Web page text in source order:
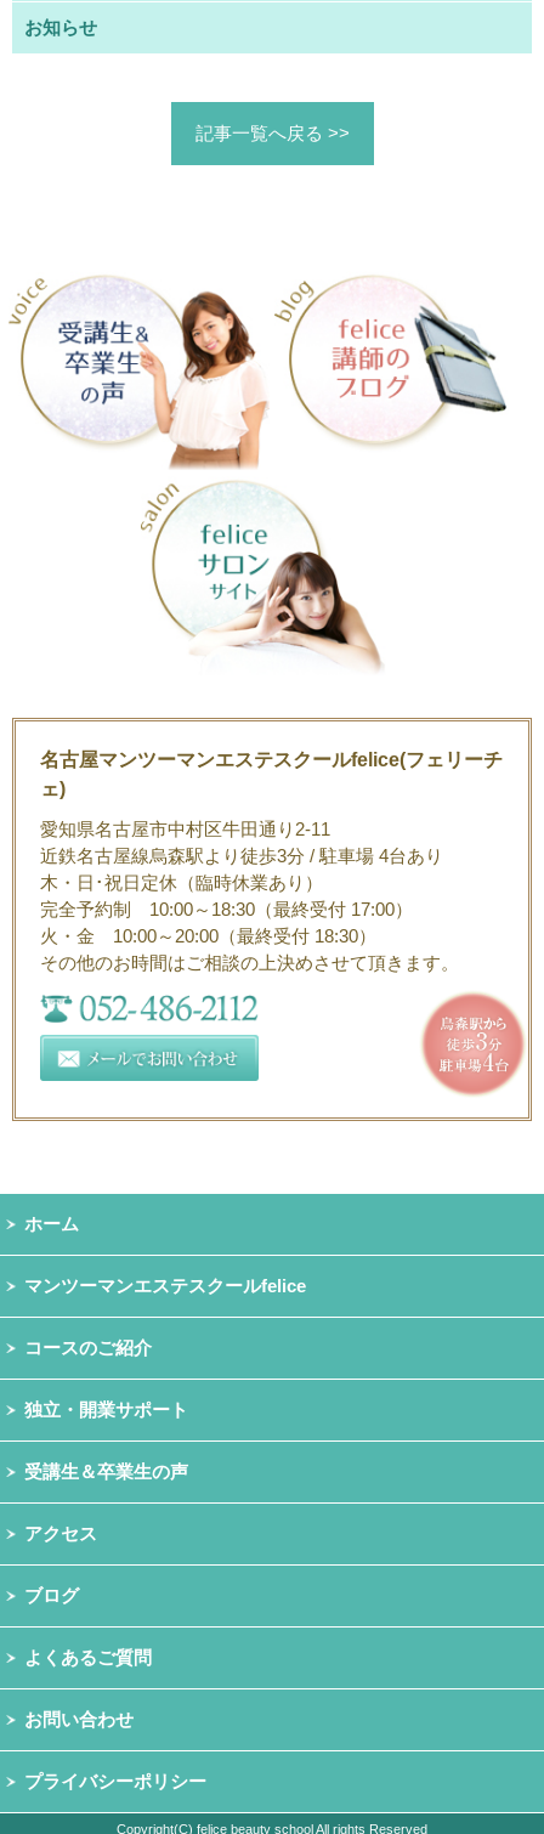
お知らせ
記事一覧へ戻る >>
名古屋マンツーマンエステスクールfelice(フェリーチ
ェ)
愛知県名古屋市中村区牛田通り2-11
近鉄名古屋線烏森駅より徒歩3分 / 駐車場 4台あり
木・日･祝日定休（臨時休業あり）
完全予約制 10:00～18:30（最終受付 17:00）
火・金 10:00～20:00（最終受付 18:30）
その他のお時間はご相談の上決めさせて頂きます。
ホーム
マンツーマンエステスクールfelice
コースのご紹介
独立・開業サポート
受講生＆卒業生の声
アクセス
ブログ
よくあるご質問
お問い合わせ
プライバシーポリシー
Copyright(C) felice beauty school All rights Reserved